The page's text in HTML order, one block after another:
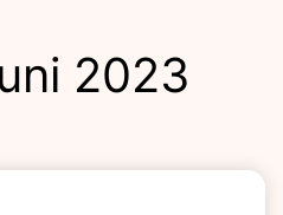
2023